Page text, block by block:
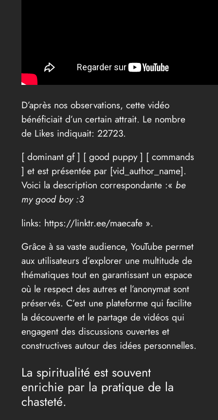
D’après nos observations, cette vidéo
bénéficiait d’un certain attrait. Le nombre
de Likes indiquait: 22723.
[ dominant gf ] [ good puppy ] [ commands
] et est présentée par [vid_author_name].
Voici la description correspondante :« be
my good boy :3
links: https://linktr.ee/maecafe ».
Grâce à sa vaste audience, YouTube permet
aux utilisateurs d’explorer une multitude de
thématiques tout en garantissant un espace
où le respect des autres et l’anonymat sont
préservés. C’est une plateforme qui facilite
la découverte et le partage de vidéos qui
engagent des discussions ouvertes et
constructives autour des idées personnelles.
La spiritualité est souvent
enrichie par la pratique de la
chasteté.